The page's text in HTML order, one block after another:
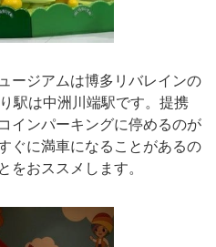
ージアムは博多リバレインの
駅は中洲川端駅です。提携
インパーキングに停めるのが
ぐに満車になることがあるの
をおススメします。